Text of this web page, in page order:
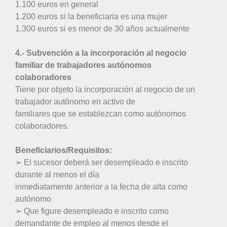
1.100 euros en general
1.200 euros si la beneficiaria es una mujer
1.300 euros si es menor de 30 años actualmente
4.- Subvención a la incorporación al negocio
familiar de trabajadores autónomos
colaboradores
Tiene por objeto la incorporación al negocio de un
trabajador autónomo en activo de
familiares que se establezcan como autónomos
colaboradores.
Beneficiarios/Requisitos:
➢ El sucesor deberá ser desempleado e inscrito
durante al menos el día
inmediatamente anterior a la fecha de alta como
autónomo
➢ Que figure desempleado e inscrito como
demandante de empleo al menos desde el